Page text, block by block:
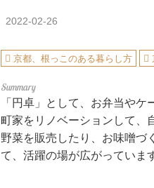
2022-02-26
京都、根っこのある暮らし方
「円卓」として、お弁当や
町家をリノベーションして、
野菜を販売したり、お味噌づ
て、活躍の場が広がっていま